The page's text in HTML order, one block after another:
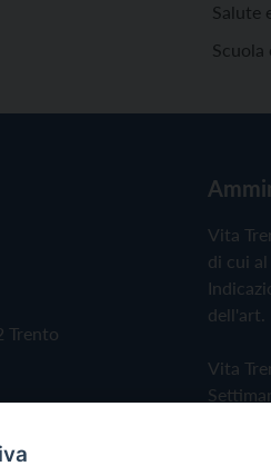
Salute
Scuola
Trento
Vita
di cui
dell'art.
Vita